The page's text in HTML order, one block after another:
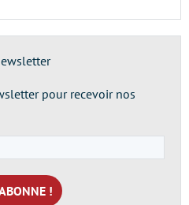
pour recevoir nos
e-
mail
*